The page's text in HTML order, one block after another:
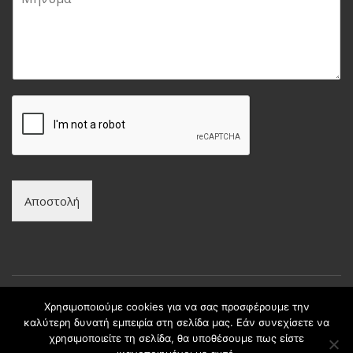
Αποστολή
Copyright © intax.gr All Rights Reserved. | Developed by
Best Cybernetics
Χρησιμοποιούμε cookies για να σας προσφέρουμε την
καλύτερη δυνατή εμπειρία στη σελίδα μας. Εάν συνεχίσετε να
χρησιμοποιείτε τη σελίδα, θα υποθέσουμε πως είστε